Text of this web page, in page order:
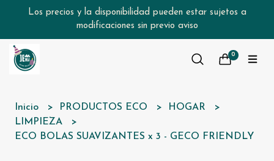
Los precios y la disponibilidad pueden estar sujetos a
modificaciones sin previo aviso
0
Inicio PRODUCTOS ECO
HOGAR
LIMPIEZA
ECO BOLAS SUAVIZANTES x 3 - GECO FRIENDLY